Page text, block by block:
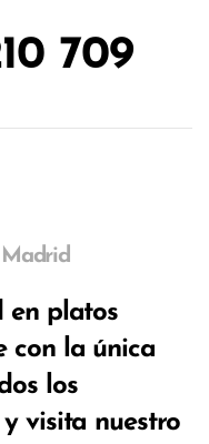
709
en platos
con la única
los
visita nuestro